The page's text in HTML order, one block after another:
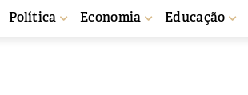
Política Economia Educação